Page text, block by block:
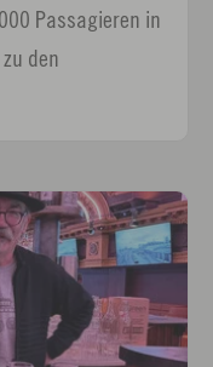
Passagieren in
den